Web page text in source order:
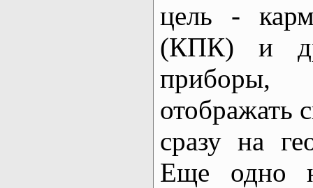
цель -
(КПК) и
приборы,
отображать
сразу на
Еще одно